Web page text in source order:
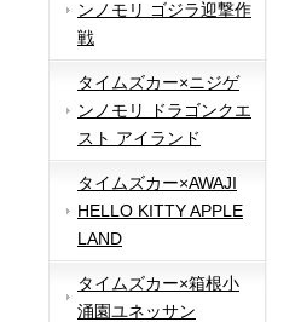
ンノモリ ゴジラ迎撃作
戦
タイムズカー×ニジゲ
ンノモリ ドラゴンクエ
スト アイランド
タイムズカー×AWAJI
HELLO KITTY APPLE
LAND
タイムズカー×箱根小
涌園ユネッサン